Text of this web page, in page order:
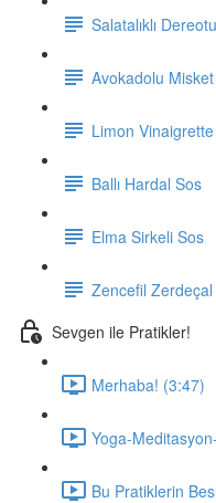
Salatalıklı
Avokadolu
Limon Vinaigrette
Ballı Hardal Sos
Elma Sirkeli Sos
Zencefil
Sevgen ile Pratikler!
Merhaba! (3:47)
Yoga-
Bu Pratiklerin